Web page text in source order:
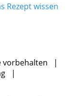
Rezept wissen
vorbehalten |
|